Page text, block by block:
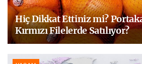
Hiç Dikkat Ettiniz mi?
Kırmızı Filelerde Satılıyor?